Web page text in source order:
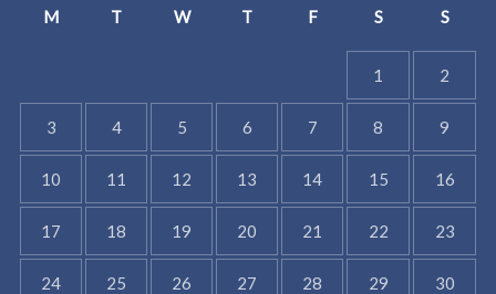
M T W T F S S
1 2
3 4 5 6 7 8 9
10 11 12 13 14 15 16
17 18 19 20 21 22 23
24 25 26 27 28 29 30